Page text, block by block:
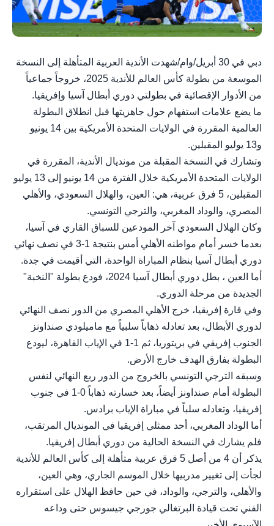
دبي في 30 أبريل/وام/شهدت الأندية العربية المتأهلة إلى النسخة
الموسعة من بطولة كأس العالم للأندية 2025، خروجاً جماعياً
من الأدوار الإقصائية في بطولتي دوري أبطال آسيا وإفريقيا.
ما يضع علامات استفهام حول جاهزيتها قبل انطلاق البطولة
العالمية المقررة في الولايات المتحدة الأمريكية بين 14 يونيو
و13 يوليو المقبلين.
وتشارك في النسخة المقبلة من مونديال الأندية، المقررة في
الولايات المتحدة الأمريكية خلال الفترة من 14 يونيو إلى 13 يوليو
المقبلين، 5 فرق عربية، هي: العين، والهلال السعودي، والأهلي
المصري، والوداد المغربي، والترجي التونسي.
وكان الهلال السعودي آخر المودعين للسباق القاري في آسيا،
بعدما خسر أمام مواطنه الأهلي أمس بنتيجة 1-3 في نصف نهائي
دوري أبطال آسيا بنظام المباراة الواحدة، التي أقيمت في جدة.
أما العين ، بطل دوري أبطال آسيا 2024، فودع بطولة "النخبة"
الجديدة من مرحلة الدوري.
وفي قارة إفريقيا، خرج الأهلي المصري من الدور نصف النهائي
لدوري الأبطال، بعد تعادله ذهاباّ سلبياً مع ماميلودي صنداونز
الجنوب إفريقي في بريتوريا، ثم 1-1 في الإياب القاهرة، ليودع
البطولة بفارق الهدف خارج الأرض.
وسبقه الترجي التونسي بالخروج من الدور ربع النهائي لنفس
البطولة أمام صنداونز أيضاً، بعد خسارته ذهاباً 0-1 في جنوب
إفريقيا، وتعادله سلباً في مباراة الإياب برادس.
أما الوداد المغربي، أحد ممثلي إفريقيا في المونديال المرتقب،
فلم يشارك في النسخة الحالية من دوري أبطال إفريقيا.
يذكر أن 4 من أصل 5 فرق عربية متأهلة إلى كأس العالم للأندية
لجأت إلى تغيير مدربيها خلال الموسم الجاري، وهي العين،
والأهلي، والترجي، والوداد، في حين حافظ الهلال على استقراره
الفني تحت قيادة البرتغالي جورجي جيسوس حتى وداعه